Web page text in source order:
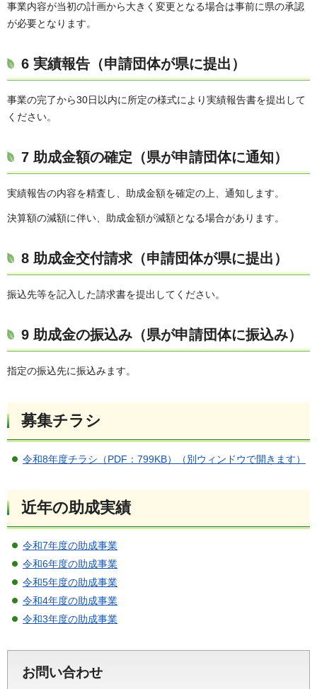
事業内容が当初の計画から大きく変更となる場合は事前に県の承認
が必要となります。
6 実績報告（申請団体が県に提出）
事業の完了から30日以内に所定の様式により実績報告書を提出して
ください。
7 助成金額の確定（県が申請団体に通知）
実績報告の内容を精査し、助成金額を確定の上、通知します。
決算額の減額に伴い、助成金額が減額となる場合があります。
8 助成金交付請求（申請団体が県に提出）
振込先等を記入した請求書を提出してください。
9 助成金の振込み（県が申請団体に振込み）
指定の振込先に振込みます。
募集チラシ
令和8年度チラシ（PDF：799KB）（別ウィンドウで開きます）
近年の助成実績
令和7年度の助成事業
令和6年度の助成事業
令和5年度の助成事業
令和4年度の助成事業
令和3年度の助成事業
お問い合わせ